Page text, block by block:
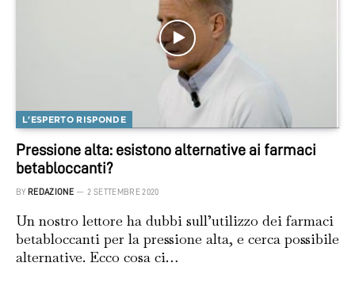
L'ESPERTO RISPONDE
Pressione alta: esistono alternative ai farmaci
betabloccanti?
BY REDAZIONE 2 SETTEMBRE 2020
Un nostro lettore ha dubbi sull’utilizzo dei farmaci
betabloccanti per la pressione alta, e cerca possibile
alternative. Ecco cosa ci…